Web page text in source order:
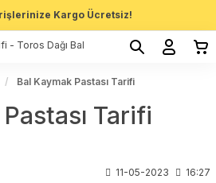
Kargo Ücretsiz!
Bal Kaymak Pastası Tarifi
Tarifi
11-05-2023 16:27